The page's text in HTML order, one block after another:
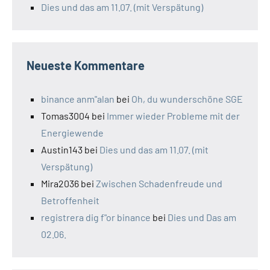
Dies und das am 11.07. (mit Verspätung)
Neueste Kommentare
binance anm"alan bei Oh, du wunderschöne SGE
Tomas3004 bei Immer wieder Probleme mit der
Energiewende
Austin143 bei Dies und das am 11.07. (mit
Verspätung)
Mira2036 bei Zwischen Schadenfreude und
Betroffenheit
registrera dig f"or binance bei Dies und Das am
02.06.